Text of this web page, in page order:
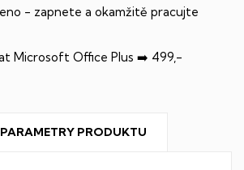
- zapnete a okamžitě pracujte
Microsoft Office Plus ➡️ 499,-
PARAMETRY PRODUKTU